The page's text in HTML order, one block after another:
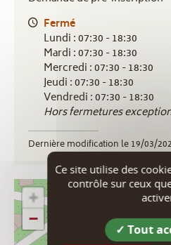
Fermé
Lundi : 07:30 - 18:30
Mardi : 07:30 - 18:30
Mercredi : 07:30 - 18:30
Jeudi : 07:30 - 18:30
Vendredi : 07:30 - 18:30
Hors fermetures
Dernière modification le 19/03/
+
−
Ce site utilise des
contrôle sur ceux
Tout